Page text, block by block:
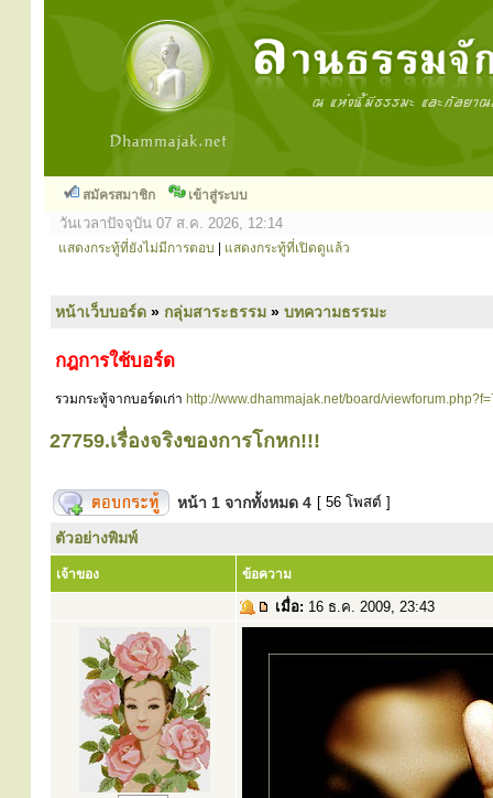
สมัครสมาชิก เข้าสู่ระบบ
วันเวลาปัจจุบัน 07 ส.ค. 2026, 12:14
แสดงกระทู้ที่ยังไม่มีการตอบ แสดงกระทู้ที่เปิดดูแล้ว
หน้าเว็บบอร์ด » กลุ่มสาระธรรม » บทความธรรมะ
กฎการใช้บอร์ด
รวมกระทู้จากบอร์ดเก่า http://www.dhammajak.net/board/
27759.เรื่องจริงของการโกหก!!!
หน้า 1 จากทั้งหมด 4 [ 56 โพสต์ ]
ตัวอย่างพิมพ์
เจ้าของ ข้อความ
เมื่อ: 16 ธ.ค. 2009, 23:43